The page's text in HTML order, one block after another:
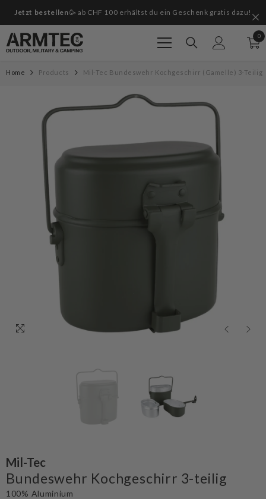
Jetzt bestellen🥳 ab CHF 100 erhältst du ein Geschenk gratis dazu!
00
Home Products Mil-Tec Bundeswehr Kochgeschirr (Gamelle) 3-Teilig
Mil-Tec
Bundeswehr Kochgeschirr 3-teilig
100% Aluminium